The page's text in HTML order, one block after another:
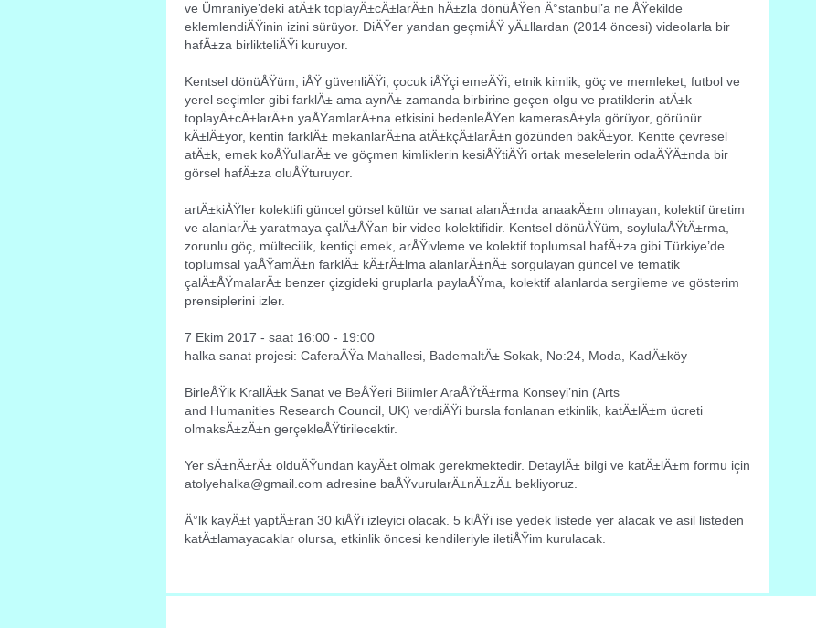
ve Ümraniye’deki atÄ±k toplayÄ±cÄ±larÄ±n hÄ±zla dönüÅŸen Ä°stanbul’a ne ÅŸekilde
eklemlendiÄŸinin izini sürüyor. DiÄŸer yandan geçmiÅŸ yÄ±llardan (2014 öncesi) videolarla bir
hafÄ±za birlikteliÄŸi kuruyor.
Kentsel dönüÅŸüm, iÅŸ güvenliÄŸi, çocuk iÅŸçi emeÄŸi, etnik kimlik, göç ve memleket, futbol ve
yerel seçimler gibi farklÄ± ama aynÄ± zamanda birbirine geçen olgu ve pratiklerin atÄ±k
toplayÄ±cÄ±larÄ±n yaÅŸamlarÄ±na etkisini bedenleÅŸen kamerasÄ±yla görüyor, görünür
kÄ±lÄ±yor, kentin farklÄ± mekanlarÄ±na atÄ±kçÄ±larÄ±n gözünden bakÄ±yor. Kentte çevresel
atÄ±k, emek koÅŸullarÄ± ve göçmen kimliklerin kesiÅŸtiÄŸi ortak meselelerin odaÄŸÄ±nda bir
görsel hafÄ±za oluÅŸturuyor.
artÄ±kiÅŸler kolektifi güncel görsel kültür ve sanat alanÄ±nda anaakÄ±m olmayan, kolektif üretim
ve alanlarÄ± yaratmaya çalÄ±ÅŸan bir video kolektifidir. Kentsel dönüÅŸüm, soylulaÅŸtÄ±rma,
zorunlu göç, mültecilik, kentiçi emek, arÅŸivleme ve kolektif toplumsal hafÄ±za gibi Türkiye’de
toplumsal yaÅŸamÄ±n farklÄ± kÄ±rÄ±lma alanlarÄ±nÄ± sorgulayan güncel ve tematik
çalÄ±ÅŸmalarÄ± benzer çizgideki gruplarla paylaÅŸma, kolektif alanlarda sergileme ve gösterim
prensiplerini izler.
7 Ekim 2017 - saat 16:00 - 19:00
halka sanat projesi: CaferaÄŸa Mahallesi, BademaltÄ± Sokak, No:24, Moda, KadÄ±köy
BirleÅŸik KrallÄ±k Sanat ve BeÅŸeri Bilimler AraÅŸtÄ±rma Konseyi’nin (Arts
and Humanities Research Council, UK) verdiÄŸi bursla fonlanan etkinlik, katÄ±lÄ±m ücreti
olmaksÄ±zÄ±n gerçekleÅŸtirilecektir.
Yer sÄ±nÄ±rÄ± olduÄŸundan kayÄ±t olmak gerekmektedir. DetaylÄ± bilgi ve katÄ±lÄ±m formu için
atolyehalka@gmail.com adresine baÅŸvurularÄ±nÄ±zÄ± bekliyoruz.
Ä°lk kayÄ±t yaptÄ±ran 30 kiÅŸi izleyici olacak. 5 kiÅŸi ise yedek listede yer alacak ve asil listeden
katÄ±lamayacaklar olursa, etkinlik öncesi kendileriyle iletiÅŸim kurulacak.